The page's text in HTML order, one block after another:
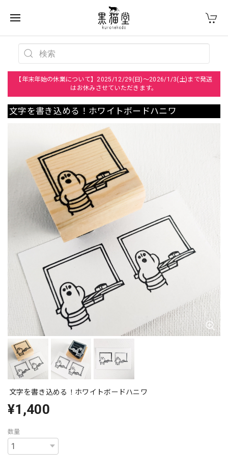
【年末年始の休業について】2025/12/29(日)～2026/1/3(土)まで発送
はお休みさせていただきます。
文字を書き込める！ホワイトボードハニワ
文字を書き込める！ホワイトボードハニワ
¥1,400
数量